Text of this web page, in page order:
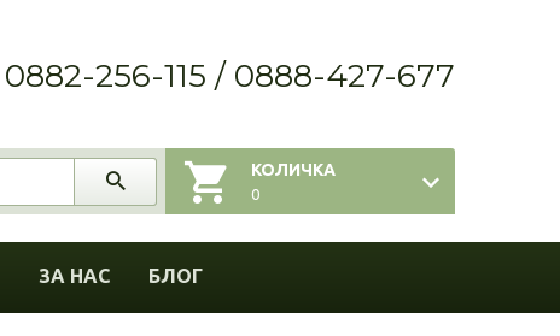
0882-256-115 / 0888-427-677
КОЛИЧКА
0
ЗА НАС БЛОГ